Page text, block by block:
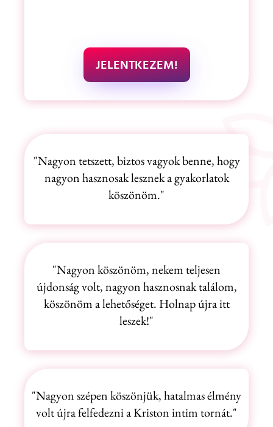
JELENTKEZEM!
"Nagyon tetszett, biztos vagyok benne, hogy
nagyon hasznosak lesznek a gyakorlatok
köszönöm."
"Nagyon köszönöm, nekem teljesen
újdonság volt, nagyon hasznosnak találom,
köszönöm a lehetőséget. Holnap újra itt
leszek!"
"Nagyon szépen köszönjük, hatalmas élmény
volt újra felfedezni a Kriston intim tornát."